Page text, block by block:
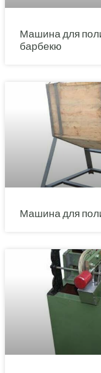
Машина для
барбекю
Машина для